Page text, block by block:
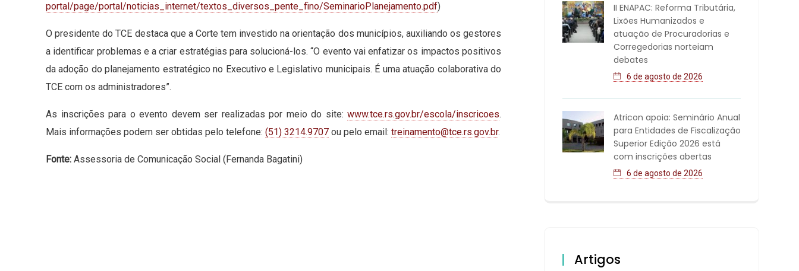
portal/page/portal/noticias_ internet/textos_diversos_ pente_fino/SeminarioPlanejamento.pdf)
O presidente do TCE destaca que a Corte tem investido na orientação dos municípios, auxiliando os gestores
a identificar problemas e a criar estratégias para solucioná-los. “O evento vai enfatizar os impactos positivos
da adoção do planejamento estratégico no Executivo e Legislativo municipais. É uma atuação colaborativa do
TCE com os administradores”.
As inscrições para o evento devem ser realizadas por meio do site: www.tce.rs.gov.br/escola/inscricoes.
Mais informações podem ser obtidas pelo telefone: (51) 3214.9707 ou pelo email: treinamento@tce.rs.gov.br.
Fonte: Assessoria de Comunicação Social (Fernanda Bagatini)
II ENAPAC: Reforma Tributária,
Lixões Humanizados e
atuação de Procuradorias e
Corregedorias norteiam
debates
6 de agosto de 2026
Atricon apoia: Seminário Anual
para Entidades de Fiscalização
Superior Edição 2026 está
com inscrições abertas
6 de agosto de 2026
Artigos